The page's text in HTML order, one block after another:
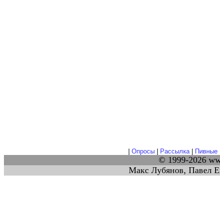
Опросы| Рассылка| Пивные
© 1999-2026
Макс Лубянов, Павел